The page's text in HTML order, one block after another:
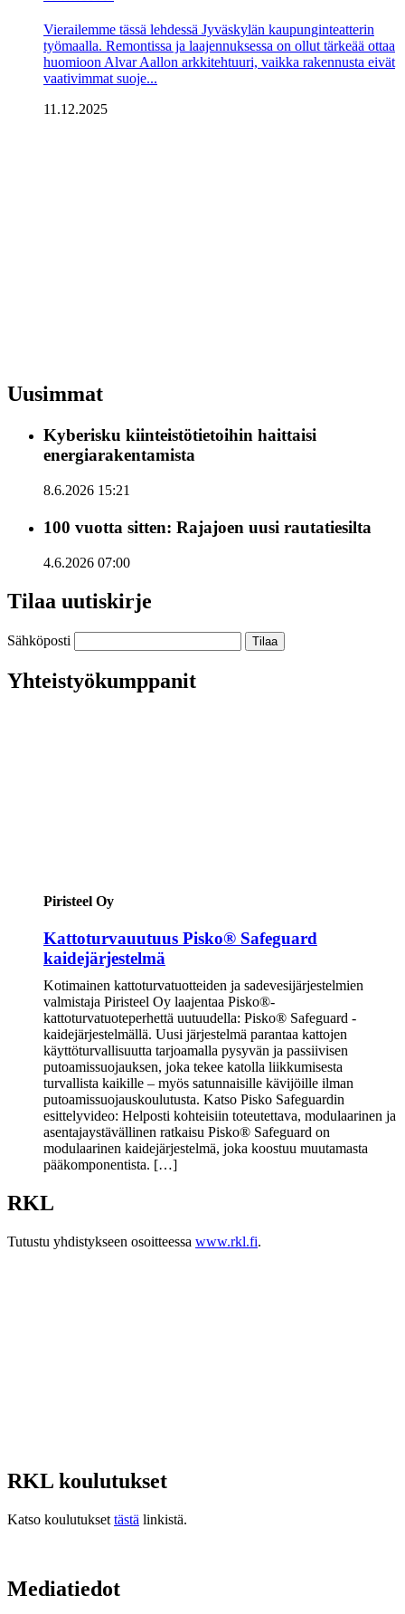
Vierailemme tässä lehdessä Jyväs­kylän kaupunginteatterin
työmaalla. Remontissa ja laajennuksessa on ollut tärkeää ottaa
huomioon Alvar Aallon arkki­tehtuuri, vaikka rakennusta eivät
vaativimmat suoje...
11.12.2025
Uusimmat
Kyberisku kiinteistötietoihin haittaisi
energiarakentamista
8.6.2026 15:21
100 vuotta sitten: Rajajoen uusi rautatiesilta
4.6.2026 07:00
Tilaa uutiskirje
Sähköposti
Yhteistyökumppanit
Piristeel Oy
Kattoturvauutuus Pisko® Safeguard
kaidejärjestelmä
Kotimainen kattoturvatuotteiden ja sadevesijärjestelmien
valmistaja Piristeel Oy laajentaa Pisko®-
kattoturvatuoteperhettä uutuudella: Pisko® Safeguard -
kaidejärjestelmällä. Uusi järjestelmä parantaa kattojen
käyttöturvallisuutta tarjoamalla pysyvän ja passiivisen
putoamissuojauksen, joka tekee katolla liikkumisesta
turvallista kaikille – myös satunnaisille kävijöille ilman
putoamissuojauskoulutusta. Katso Pisko Safeguardin
esittelyvideo: Helposti kohteisiin toteutettava, modulaarinen ja
asentajaystävällinen ratkaisu Pisko® Safeguard on
modulaarinen kaidejärjestelmä, joka koostuu muutamasta
pääkomponentista. […]
RKL
Tutustu yhdistykseen osoitteessa www.rkl.fi.
RKL koulutukset
Katso koulutukset tästä linkistä.
Mediatiedot